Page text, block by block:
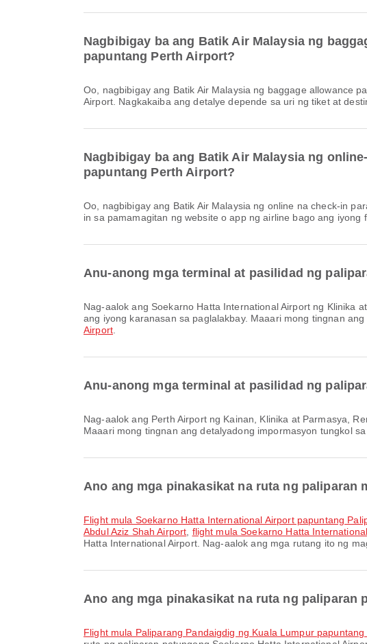
Nagbibigay ba ang Batik Air Malaysia ng
papuntang Perth Airport?
Oo, nagbibigay ang Batik Air Malaysia ng baggage allowance para sa mga Lokal & Internasyonal na flight mula Soekarno Hatta International Airport papuntang Perth
Airport. Nagkakaiba ang detalye depende sa uri ng tiket at
Nagbibigay ba ang Batik Air Malaysia ng
papuntang Perth Airport?
Oo, nagbibigay ang Batik Air Malaysia ng online na check-in para sa flight mula sa Soekarno Hatta International Airport papuntang Perth Airport. Maaari kang mag-check-
in sa pamamagitan ng website o app ng airline bago ang iyong
Anu-anong mga terminal at pasilidad ng
Nag-aalok ang Soekarno Hatta International Airport ng Klinika at Parmasya, Silid-Panalangin, Tindahan ng Duty Free at marami pang ibang pasilidad upang mapahusay
ang iyong karanasan sa paglalakbay. Maaari mong tingnan
Airport.
Anu-anong mga terminal at pasilidad ng
Nag-aalok ang Perth Airport ng Kainan, Klinika at Parmasya, Rental ng Kotse at marami pang ibang pasilidad upang mapahusay ang iyong karanasan sa paglalakbay.
Maaari mong tingnan ang detalyadong impormasyon tungkol
Ano ang mga pinakasikat na ruta ng paliparan
flight mula Soekarno Hatta International Airport papuntang
Abdul Aziz Shah Airport flight mula Soekarno Hatta
Hatta International Airport. Nag-aalok ang mga rutang ito ng
Ano ang mga pinakasikat na ruta ng paliparan
flight mula Paliparang Pandaigdig ng Kuala Lumpur